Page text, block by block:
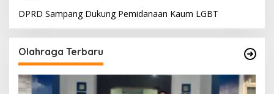
DPRD Sampang Dukung Pemidanaan Kaum LGBT
Olahraga Terbaru